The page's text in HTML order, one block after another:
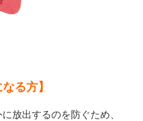
る方】
放出するのを防ぐため、